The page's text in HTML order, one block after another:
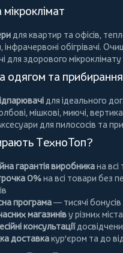
для квартир та офісів,
,інфрачервоні обігрівачі.
для здорового
одягом та прибирання
для ідеального
,мішкові,миючі,
для пилососів та
ТехноТоп?
гарантія виробникана
0%на всі товари без
програма— тисячі
магазиніву різних
консультації
доставкакур'єром та до